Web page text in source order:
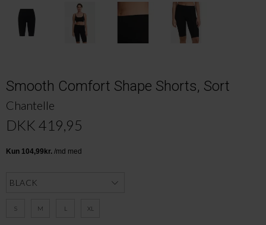
Smooth Comfort Shape Shorts, Sort
Chantelle
DKK 419,95
S M L XL